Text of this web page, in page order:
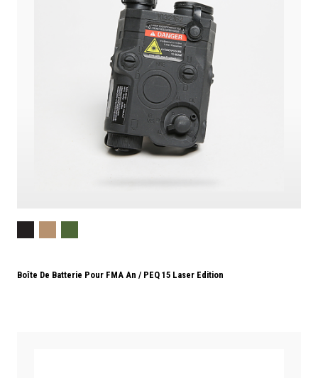
Boîte De Batterie Pour FMA An / PEQ 15 Laser Edition